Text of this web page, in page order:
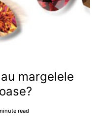
margelele
read